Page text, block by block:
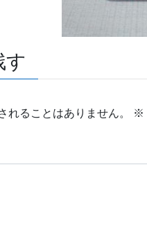
す
れることはありません。 ※